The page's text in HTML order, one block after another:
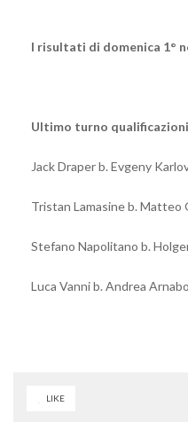
I risultati di domenica 1°
Ultimo turno qualificazioni
Jack Draper b. Evgeny
Tristan Lamasine b. Matteo
Stefano Napolitano b.
Luca Vanni b. Andrea
LIKE